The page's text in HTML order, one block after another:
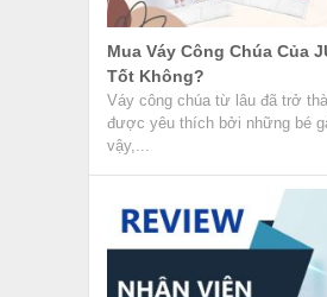
Mua Váy Công Chúa Của
Tốt Không?
Váy công chúa từ lâu đã trở
được yêu thích bởi những bé
vậy,...